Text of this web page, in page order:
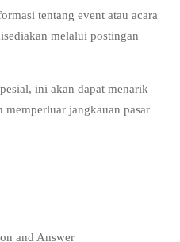
tentang event atau acara
melalui postingan
ini akan dapat menarik
jangkauan pasar